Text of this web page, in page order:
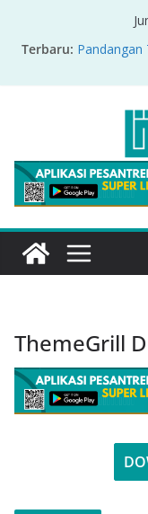
Terbaru:
Nikel di
PRODUK
Sirah
Ayat Bicara
Menyikapi
Cerminan
ThemeGrill